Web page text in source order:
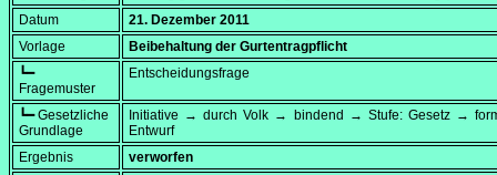
Datum
21. Dezember 2011
Vorlage
Beibehaltung der Gurtentragpflicht
┗━
Fragemuster
Entscheidungsfrage
┗━ Gesetzliche
Grundlage
Initiative → durch Volk → bindend → Stufe: Gesetz →
Entwurf
Ergebnis
verworfen